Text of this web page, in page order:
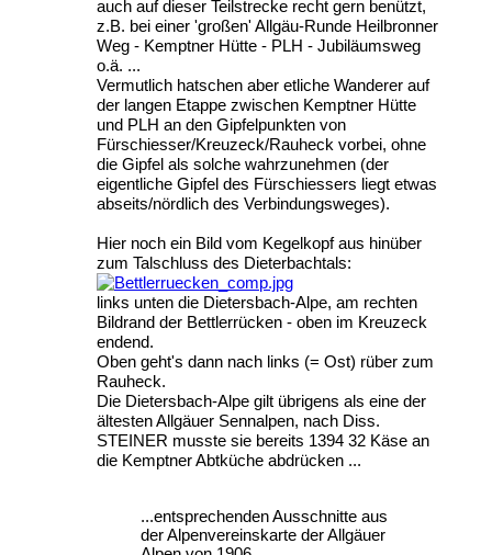
auch auf dieser Teilstrecke recht gern benützt,
z.B. bei einer 'großen' Allgäu-Runde Heilbronner
Weg - Kemptner Hütte - PLH - Jubiläumsweg
o.ä. ...
Vermutlich hatschen aber etliche Wanderer auf
der langen Etappe zwischen Kemptner Hütte
und PLH an den Gipfelpunkten von
Fürschiesser/Kreuzeck/Rauheck vorbei, ohne
die Gipfel als solche wahrzunehmen (der
eigentliche Gipfel des Fürschiessers liegt etwas
abseits/nördlich des Verbindungsweges).
Hier noch ein Bild vom Kegelkopf aus hinüber
zum Talschluss des Dieterbachtals:
links unten die Dietersbach-Alpe, am rechten
Bildrand der Bettlerrücken - oben im Kreuzeck
endend.
Oben geht's dann nach links (= Ost) rüber zum
Rauheck.
Die Dietersbach-Alpe gilt übrigens als eine der
ältesten Allgäuer Sennalpen, nach Diss.
STEINER musste sie bereits 1394 32 Käse an
die Kemptner Abtküche abdrücken ...
...entsprechenden Ausschnitte aus
der Alpenvereinskarte der Allgäuer